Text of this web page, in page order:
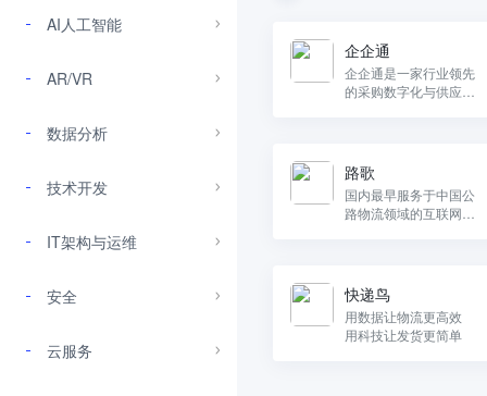
AI人工智能
AR/VR
数据分析
技术开发
IT架构与运维
安全
云服务
企企通
企企通是一家行业领先
的采购数字化与供应链
路歌
国内最早服务于中国公
路物流领域的互联网平
快递鸟
用数据让物流更高效
用科技让发货更简单